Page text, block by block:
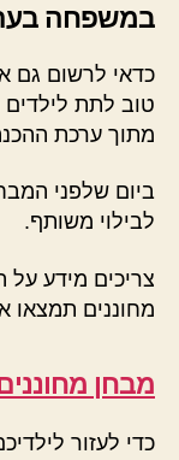
במשפחה
כדאי לרשום גם
טוב לתת
מתוך ערכת
ביום שלפני
לבילוי משותף.
צריכים מידע על
מחוננים
מבחן
כדי לעזור